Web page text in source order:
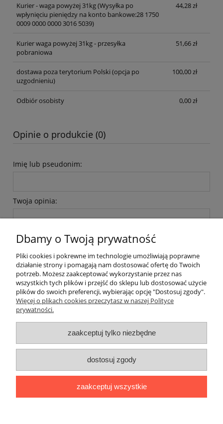
Kurier - waga powyżej 31kg(Wysyłka po
wpłynięciu pieniędzy na konto bankowe:28 1750
0009 0000 0000 3016 5039)
44,28 zł
Kurier waga powyżej 31kg - przesyłka
pobraniowa
51,66 zł
dostawa poza terytorium Polski (opcja po
uzgodnieniu)
100,00 zł
Odbiór osobisty 0,00 zł
Opinie o produkcie (0)
Imię lub pseudonim:
Twoja opinia:
Inteligentny dom ( POCKET HOME )
Promocje i transport gratis
Automatyka NOVATEK
Polityka prywatności
Zwroty i reklamacje
Promocyjne Ceny|Wiklinowa 24, 21-010 Łęczna (woj. lubelskie)|
Dbamy o Twoją prywatność
Pliki cookies i pokrewne im technologie umożliwiają poprawne
działanie strony i pomagają nam dostosować ofertę do Twoich
potrzeb. Możesz zaakceptować wykorzystanie przez nas
wszystkich tych plików i przejść do sklepu lub dostosować użycie
plików do swoich preferencji, wybierając opcję "Dostosuj zgody".
Więcej o plikach cookies przeczytasz w naszej Polityce
prywatności.
zaakceptuj tylko niezbędne
dostosuj zgody
zaakceptuj wszystkie